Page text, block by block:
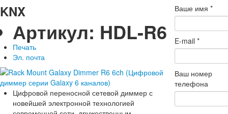
KNX
Артикул: HDL-R6
Печать
Эл. почта
Цифровой переносной сетевой диммер с
новейшей электронной технологией
Ваше имя*
E-mail*
Ваш номер
телефона